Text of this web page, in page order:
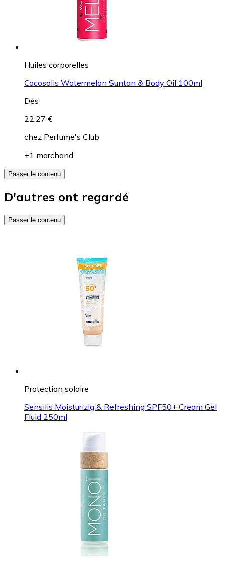
Huiles corporelles
Cocosolis Watermelon Suntan & Body Oil 100ml
Dès
22,27 €
chez Perfume's Club
+1 marchand
Passer le contenu
D'autres ont regardé
Passer le contenu
Protection solaire
Sensilis Moisturizig & Refreshing SPF50+ Cream Gel
Fluid 250ml